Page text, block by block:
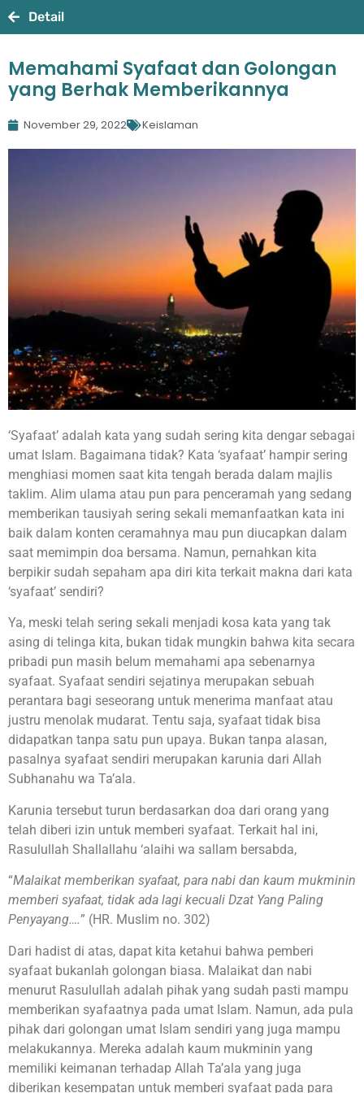
Detail
Memahami Syafaat dan Golongan
yang Berhak Memberikannya
November 29, 2022 Keislaman
‘Syafaat’ adalah kata yang sudah sering kita dengar sebagai
umat Islam. Bagaimana tidak? Kata ‘syafaat’ hampir sering
menghiasi momen saat kita tengah berada dalam majlis
taklim. Alim ulama atau pun para penceramah yang sedang
memberikan tausiyah sering sekali memanfaatkan kata ini
baik dalam konten ceramahnya mau pun diucapkan dalam
saat memimpin doa bersama. Namun, pernahkan kita
berpikir sudah sepaham apa diri kita terkait makna dari kata
‘syafaat’ sendiri?
Ya, meski telah sering sekali menjadi kosa kata yang tak
asing di telinga kita, bukan tidak mungkin bahwa kita secara
pribadi pun masih belum memahami apa sebenarnya
syafaat. Syafaat sendiri sejatinya merupakan sebuah
perantara bagi seseorang untuk menerima manfaat atau
justru menolak mudarat. Tentu saja, syafaat tidak bisa
didapatkan tanpa satu pun upaya. Bukan tanpa alasan,
pasalnya syafaat sendiri merupakan karunia dari Allah
Subhanahu wa Ta’ala.
Karunia tersebut turun berdasarkan doa dari orang yang
telah diberi izin untuk memberi syafaat. Terkait hal ini,
Rasulullah Shallallahu ‘alaihi wa sallam bersabda,
“Malaikat memberikan syafaat, para nabi dan kaum mukminin
memberi syafaat, tidak ada lagi kecuali Dzat Yang Paling
Penyayang….” (HR. Muslim no. 302)
Dari hadist di atas, dapat kita ketahui bahwa pemberi
syafaat bukanlah golongan biasa. Malaikat dan nabi
menurut Rasulullah adalah pihak yang sudah pasti mampu
memberikan syafaatnya pada umat Islam. Namun, ada pula
pihak dari golongan umat Islam sendiri yang juga mampu
melakukannya. Mereka adalah kaum mukminin yang
memiliki keimanan terhadap Allah Ta’ala yang juga
diberikan kesempatan untuk memberi syafaat pada para